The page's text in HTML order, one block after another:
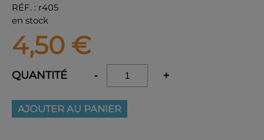
RÉF. : r405
en stock
4,50 €
QUANTITÉ - +
AJOUTER AU PANIER